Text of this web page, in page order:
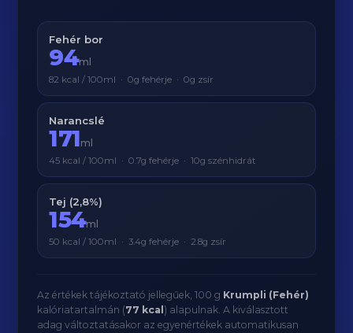
Fehér bor
94ml
82 kcal / 100ml · 0g fehérje · 0g zsír
Narancslé
171ml
45 kcal / 100ml · 0.7g fehérje · 10g szénhidrát
Tej (2,8%)
154ml
50 kcal / 100ml · 3.4g fehérje · 2.8g zsír
Az értékek tájékoztató jellegűek, 100 g Krumpli (Fehér)
kalóriatartalmán (77 kcal ) alapulnak. A kiválasztott
adag változtatásakor az egyenértékek automatikusan